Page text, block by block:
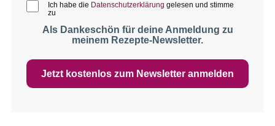
Ich habe die Datenschutzerklärung gelesen und stimme
zu
Als Dankeschön für deine Anmeldung zu
meinem Rezepte-Newsletter.
Jetzt kostenlos zum Newsletter anmelden